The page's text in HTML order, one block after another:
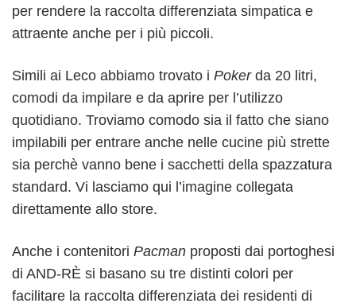
per rendere la raccolta differenziata simpatica e
attraente anche per i più piccoli.
Simili ai Leco abbiamo trovato i Poker da 20 litri,
comodi da impilare e da aprire per l’utilizzo
quotidiano. Troviamo comodo sia il fatto che siano
impilabili per entrare anche nelle cucine più strette
sia perchè vanno bene i sacchetti della spazzatura
standard. Vi lasciamo qui l’imagine collegata
direttamente allo store.
Anche i contenitori Pacman proposti dai portoghesi
di AND-RÈ si basano su tre distinti colori per
facilitare la raccolta differenziata dei residenti di